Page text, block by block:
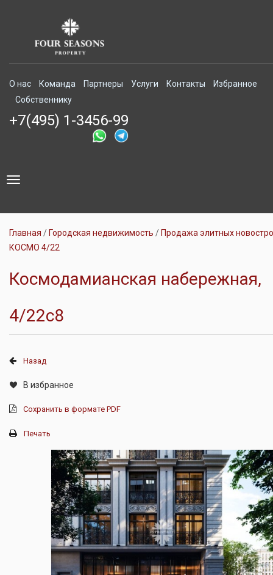
О нас Команда Партнеры Услуги Контакты
Избранное
Собственнику
+7(495) 1-3456-99
Toggle
Главная Городская недвижимость
Продажа элитных
КОСМО 4/22
Космодамианская набережная,
4/22с8
Назад
В избранное
Сохранить в формате PDF
Печать